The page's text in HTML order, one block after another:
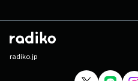
radiko.jp